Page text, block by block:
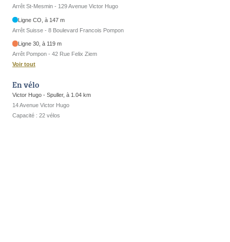
Arrêt St-Mesmin - 129 Avenue Victor Hugo
Ligne CO, à 147 m
Arrêt Suisse - 8 Boulevard Francois Pompon
Ligne 30, à 119 m
Arrêt Pompon - 42 Rue Felix Ziem
Voir tout
En vélo
Victor Hugo - Spuller, à 1.04 km
14 Avenue Victor Hugo
Capacité : 22 vélos